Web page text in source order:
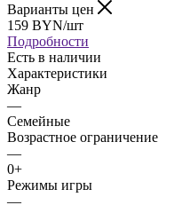
Варианты цен
159 BYN/шт
Подробности
Есть в наличии
Характеристики
Жанр
—
Семейные
Возрастное ограничение
—
0+
Режимы игры
—